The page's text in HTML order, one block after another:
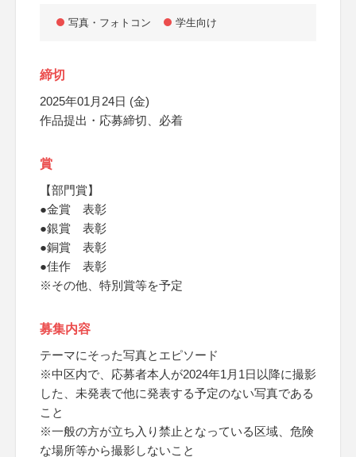
写真・フォトコン 学生向け
締切
2025年01月24日 (金)
作品提出・応募締切、必着
賞
【部門賞】
●金賞 表彰
●銀賞 表彰
●銅賞 表彰
●佳作 表彰
※その他、特別賞等を予定
募集内容
テーマにそった写真とエピソード
※中区内で、応募者本人が2024年1月1日以降に撮影
した、未発表で他に発表する予定のない写真である
こと
※一般の方が立ち入り禁止となっている区域、危険
な場所等から撮影しないこと